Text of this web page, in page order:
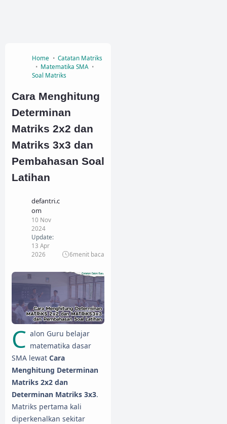
Home
Catatan Matriks
Matematika SMA
Soal Matriks
Cara Menghitung
Determinan
Matriks 2x2 dan
Matriks 3x3 dan
Pembahasan Soal
Latihan
defantri.c
om
10 Nov
2024
Update:
13 Apr
2026
6menit baca
C alon Guru belajar
matematika dasar
SMA lewat Cara
Menghitung Determinan
Matriks 2x2 dan
Determinan Matriks 3x3.
Matriks pertama kali
diperkenalkan sekitar